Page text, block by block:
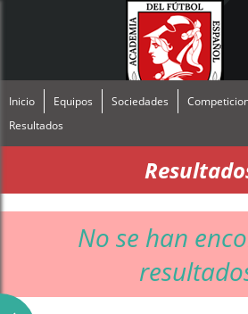
Inicio Equipos Sociedades
Resultados
No se han